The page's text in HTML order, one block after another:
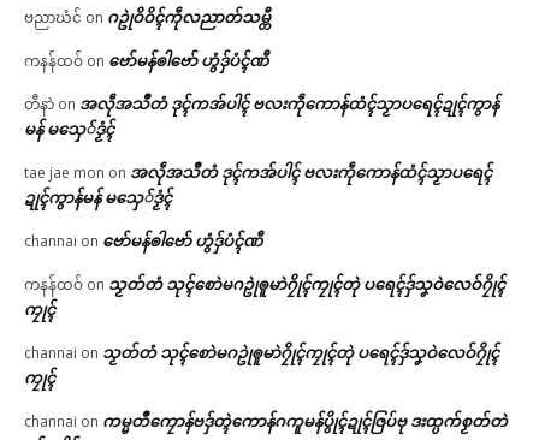
ဗညာဃံင် on ဂဥုဲဝိဝိၚ်ကဵုလညာတ်သမ္တီ
ကနန်ထဝ် on ဗော်မန်ၜါဗော် ဟွံဒှ်ပံၚ်ဏီ
တီနာဲ on အလဵုအသဳတံ ဒုၚ်ကအ်ပါၚ် ဗလးကဵုကောန်ထံၚ်သၟာပရေၚ်ဍုၚ်ကွာန်
မန် မသှေ်ဒၟံၚ်
tae jae mon on အလဵုအသဳတံ ဒုၚ်ကအ်ပါၚ် ဗလးကဵုကောန်ထံၚ်သၟာပရေၚ်
ဍုၚ်ကွာန်မန် မသှေ်ဒၟံၚ်
channai on ဗော်မန်ၜါဗော် ဟွံဒှ်ပံၚ်ဏီ
ကနန်ထဝ် on သၟတ်တံ သုၚ်စောဲမဂဥုဲၜူမာဲဂၠိုၚ်ကၠုၚ်တုဲ ပရေၚ်ဒှ်သၞဝဲလေဝ်ဂၠိုၚ်
ကၠုၚ်
channai on သၟတ်တံ သုၚ်စောဲမဂဥုဲၜူမာဲဂၠိုၚ်ကၠုၚ်တုဲ ပရေၚ်ဒှ်သၞဝဲလေဝ်ဂၠိုၚ်
ကၠုၚ်
channai on ကမ္မတဳကၠောန်ဗဒှ်တ္ၚဲကောန်ဂကူမန်ပွိုၚ်ဍုၚ်ဇြပ်ဗု ဒးထ္ပက်စၟတ်တဲ